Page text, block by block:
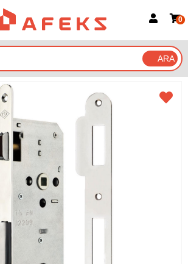
Google İle Bağlan
0